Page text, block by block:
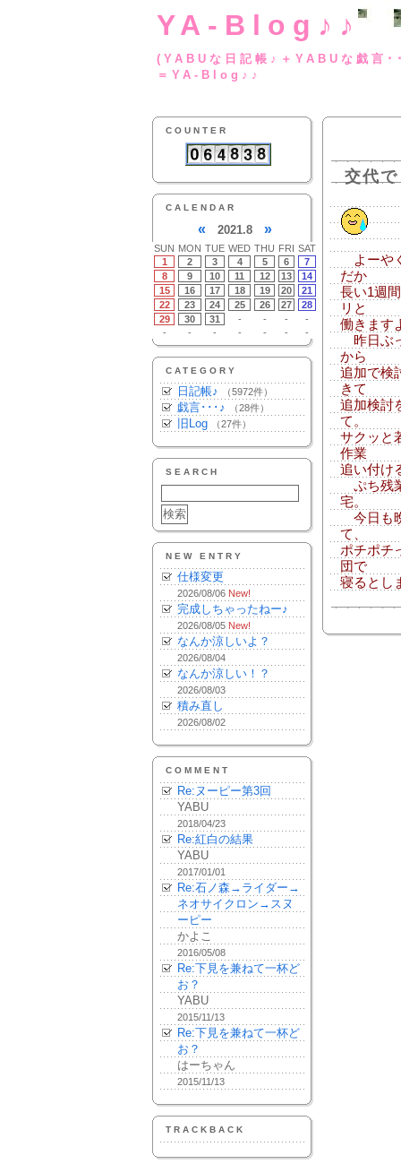
YA-Blog♪♪
(YABUな日記帳♪
＝YA-Blog♪♪
COUNTER
CALENDAR
« 2021.8 »
SUN MON TUE WED THU FRI SAT
1
2 3 4 5 6
7
8
9 10 11 12 13
14
15
16 17 18 19 20
21
22
23 24 25 26 27
28
29
30 31 - - -
-
-
- - - - - -
CATEGORY
日記帳♪ （5972件）
戯言･･･♪ （28件）
旧Log （27件）
SEARCH
NEW ENTRY
仕様変更
2026/08/06 New!
完成しちゃったねー♪
2026/08/05 New!
なんか涼しいよ？
2026/08/04
なんか涼しい！？
2026/08/03
積み直し
2026/08/02
COMMENT
Re:ヌーピー第3回
YABU
2018/04/23
Re:紅白の結果
YABU
2017/01/01
Re:石ノ森→ライダー→
ネオサイクロン→スヌ
ーピー
かよこ
2016/05/08
Re:下見を兼ねて一杯ど
お？
YABU
2015/11/13
Re:下見を兼ねて一杯ど
お？
はーちゃん
2015/11/13
TRACKBACK
交代で
よーや
だか
長い1週
リと
働きます
昨日ぶ
から
追加で検
きて
追加検討
て。
サクッと
作業
追い付け
ぷち残
宅。
今日も
て、
ポチポチ
団で
寝るとし